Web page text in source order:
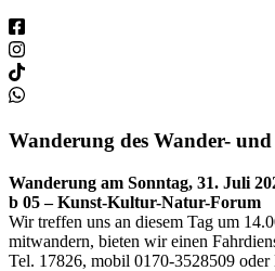
Wanderung des Wander-
Wanderung am Sonntag, 31. Juli
b 05 – Kunst-Kultur-Natur-Forum
Wir treffen uns an diesem Tag um
mitwandern, bieten wir einen
Tel. 17826, mobil 0170-3528509